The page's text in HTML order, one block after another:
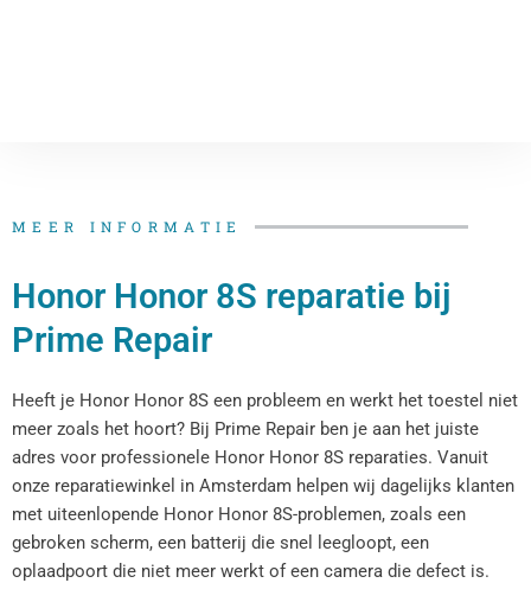
MEER INFORMATIE
Honor Honor 8S reparatie bij
Prime Repair
Heeft je Honor Honor 8S een probleem en werkt het toestel niet
meer zoals het hoort? Bij Prime Repair ben je aan het juiste
adres voor professionele Honor Honor 8S reparaties. Vanuit
onze reparatiewinkel in Amsterdam helpen wij dagelijks klanten
met uiteenlopende Honor Honor 8S-problemen, zoals een
gebroken scherm, een batterij die snel leegloopt, een
oplaadpoort die niet meer werkt of een camera die defect is.